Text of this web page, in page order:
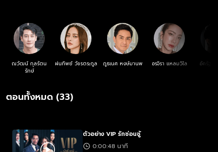
ณวัฒน์ กุลรัตน
รักษ์
ฝนทิพย์ วัชรตระกูล ภูธเนศ หงษ์มานพ อรจิรา แหลมวิไล อัครัฐ
ตอนทั้งหมด (33)
ตัวอย่าง VIP รักซ่อนชู้
0:00:48 นาที